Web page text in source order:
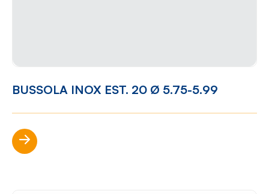
BUSSOLA INOX EST. 20 Ø 5.75-5.99
Scopri di più